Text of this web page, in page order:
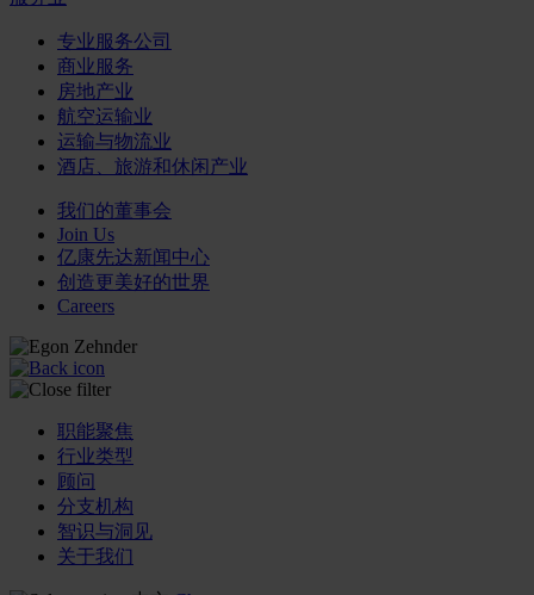
专业服务公司
商业服务
房地产业
航空运输业
运输与物流业
酒店、旅游和休闲产业
我们的董事会
Join Us
亿康先达新闻中心
创造更美好的世界
Careers
职能聚焦
行业类型
顾问
分支机构
智识与洞见
关于我们